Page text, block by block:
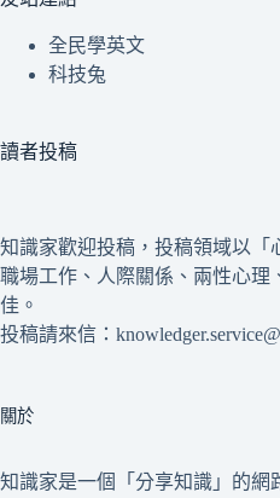
全民學英文
科技兔
讀者投稿
知識家歡迎投稿，投稿領域以「
職場工作、人際關係、兩性心理
佳。
投稿請來信：
關於
知識家是一個「分享知識」的網